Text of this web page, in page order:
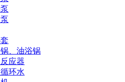
、油浴锅
应器
环水